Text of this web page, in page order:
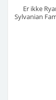
Er ikke
Sylvanian
beveges.